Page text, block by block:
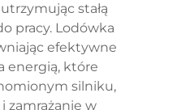
stałą
pracy. Lodówka
efektywne
energią, które
silniku,
zamrażanie w